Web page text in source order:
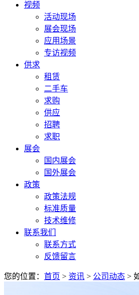
视频
活动现场
展会现场
应用场景
专访视频
供求
租赁
二手车
求购
供应
招聘
求职
展会
国内展会
国外展会
政策
政策法规
标准质量
技术维修
联系我们
联系方式
反馈留言
您的位置： 首页 > 资讯 > 公司动态 >